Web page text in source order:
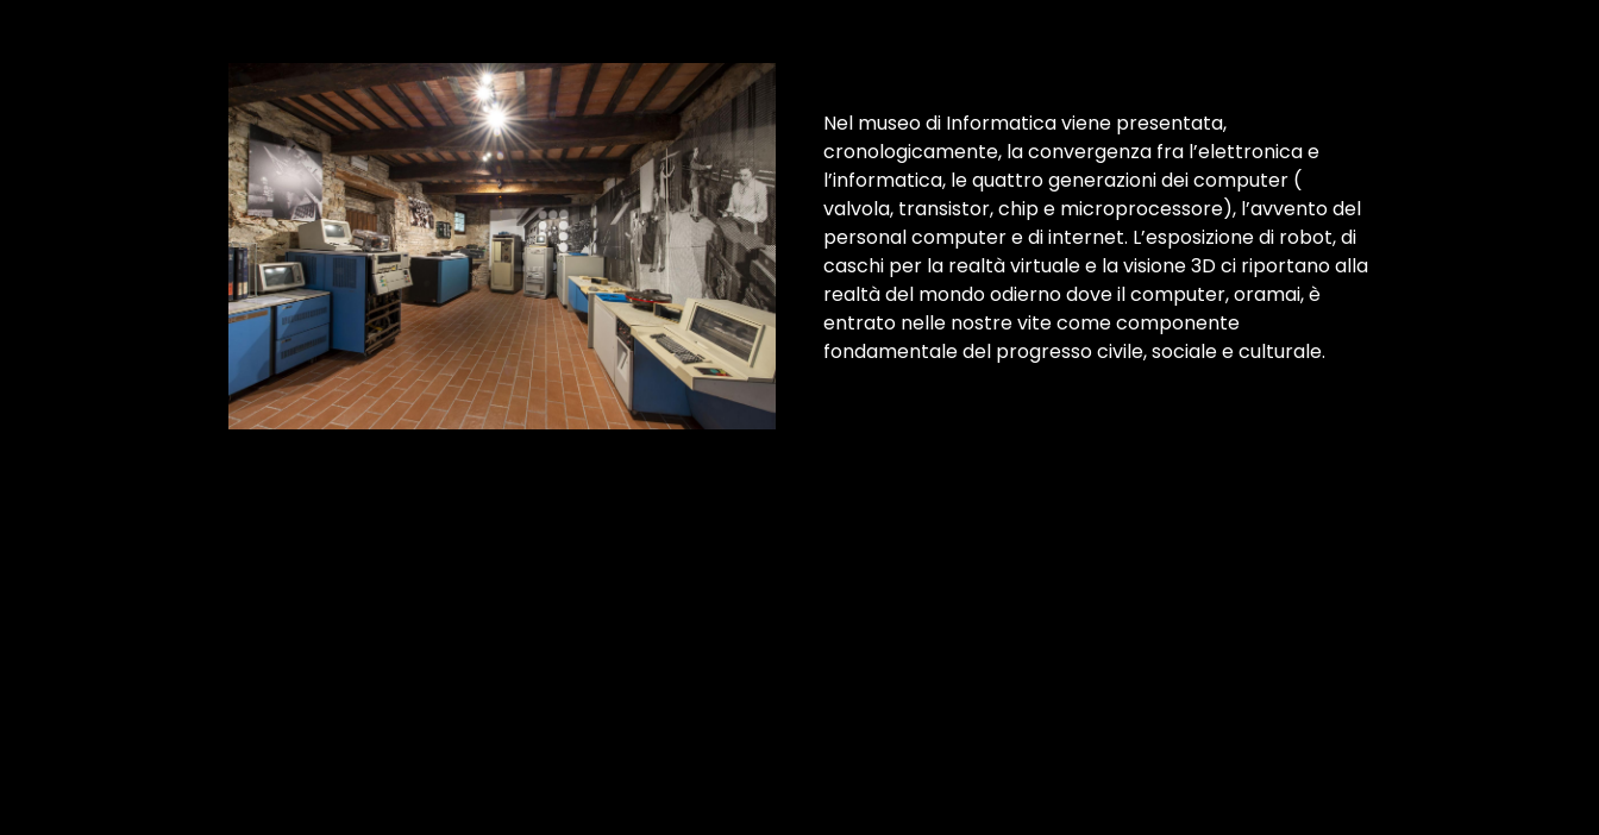
Nel museo di Informatica viene presentata,
cronologicamente, la convergenza fra l’elettronica e
l’informatica, le quattro generazioni dei computer (
valvola, transistor, chip e microprocessore), l’avvento del
personal computer e di internet. L’esposizione di robot, di
caschi per la realtà virtuale e la visione 3D ci riportano alla
realtà del mondo odierno dove il computer, oramai, è
entrato nelle nostre vite come componente
fondamentale del progresso civile, sociale e culturale.